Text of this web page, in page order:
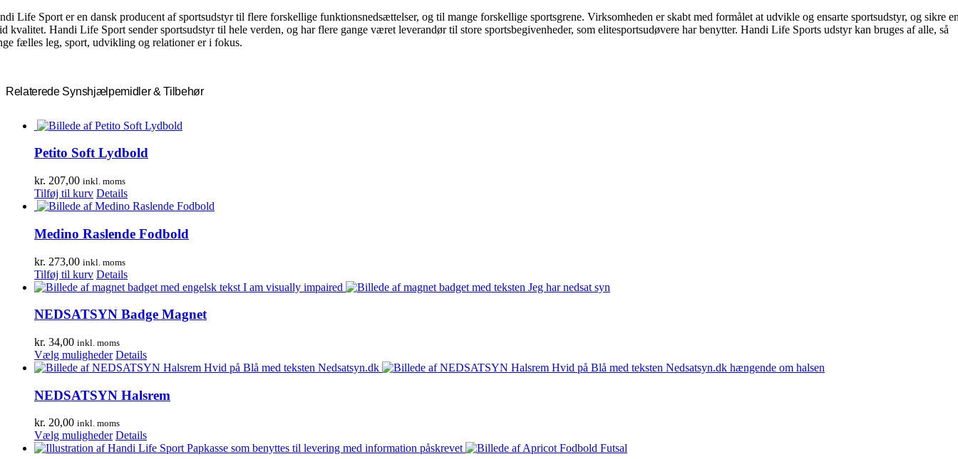
Life Sport er en dansk producent af sportsudstyr til flere forskellige funktionsnedsættelser, og til mange forskellige sportsgrene. Virksomheden er skabt med formålet at udvikle og ensarte sportsudstyr, og sikre
kvalitet. Handi Life Sport sender sportsudstyr til hele verden, og har flere gange været leverandør til store sportsbegivenheder, som elitesportsudøvere har benytter. Handi Life Sports udstyr kan bruges af alle, så
fælles leg, sport, udvikling og relationer er i fokus.
Relaterede Synshjælpemidler & Tilbehør
Petito Soft Lydbold
kr. 207,00 inkl. moms
Tilføj til kurv Details
Medino Raslende Fodbold
kr. 273,00 inkl. moms
Tilføj til kurv Details
NEDSATSYN Badge Magnet
kr. 34,00 inkl. moms
Vælg muligheder Dette
vare
flere
varianter.
kan
vælges
på
Details
NEDSATSYN Halsrem
kr. 20,00 inkl. moms
Vælg muligheder Dette
vare
Details